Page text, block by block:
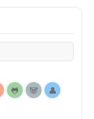
🐸 🐼
👤